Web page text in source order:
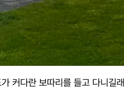
커다란 보따리를 들고 다니길